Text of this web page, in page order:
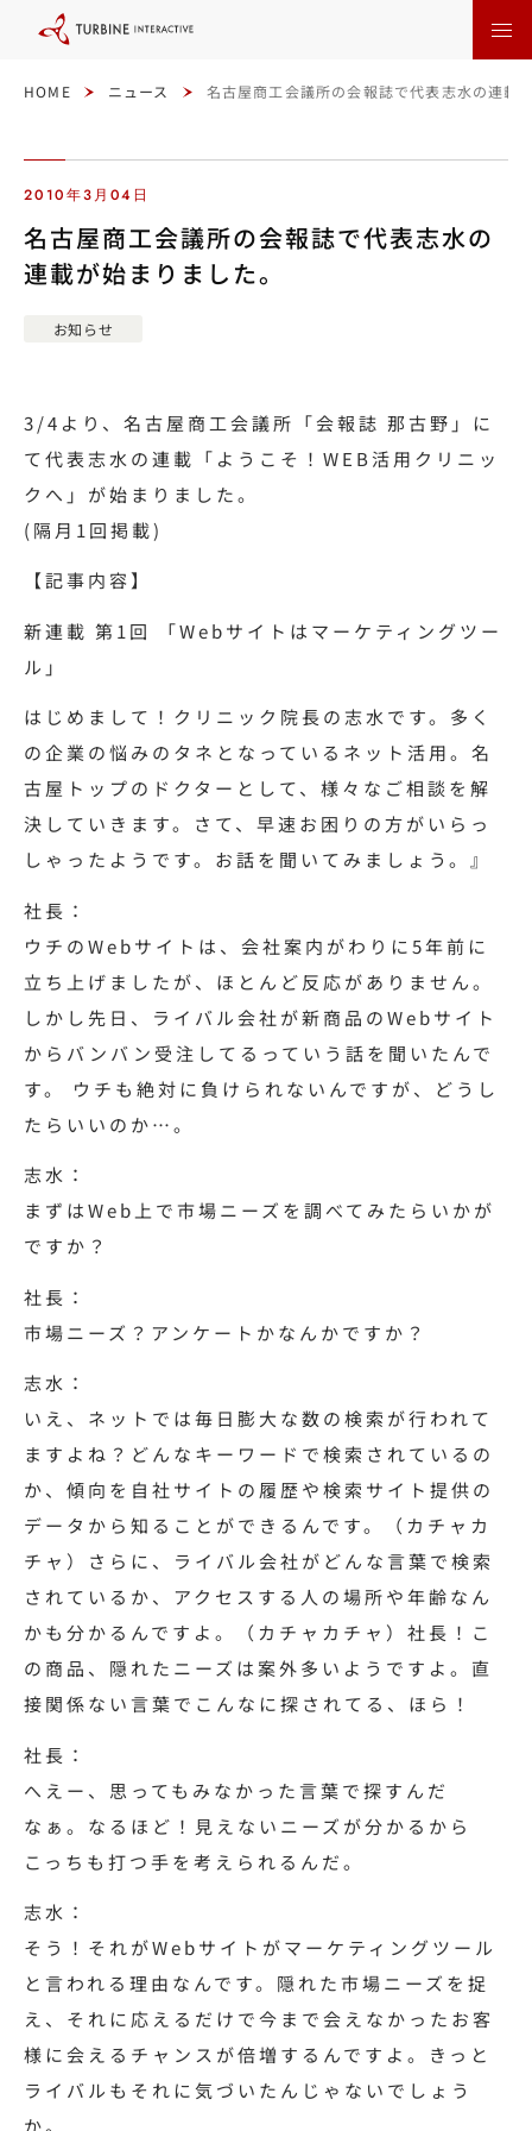
HOME ニュース 名古屋商工会議所の会報誌で代表志水の連載
2010年3月04日
名古屋商工会議所の会報誌で代表志水の
連載が始まりました。
お知らせ
3/4より、名古屋商工会議所「会報誌 那古野」に
て代表志水の連載「ようこそ！WEB活用クリニッ
クへ」が始まりました。
(隔月1回掲載)
【記事内容】
新連載 第1回 「Webサイトはマーケティングツー
ル」
はじめまして！クリニック院長の志水です。多く
の企業の悩みのタネとなっているネット活用。名
古屋トップのドクターとして、様々なご相談を解
決していきます。さて、早速お困りの方がいらっ
しゃったようです。お話を聞いてみましょう。』
社長：
ウチのWebサイトは、会社案内がわりに5年前に
立ち上げましたが、ほとんど反応がありません。
しかし先日、ライバル会社が新商品のWebサイト
からバンバン受注してるっていう話を聞いたんで
す。 ウチも絶対に負けられないんですが、どうし
たらいいのか…。
志水：
まずはWeb上で市場ニーズを調べてみたらいかが
ですか？
社長：
市場ニーズ？アンケートかなんかですか？
志水：
いえ、ネットでは毎日膨大な数の検索が行われて
ますよね？どんなキーワードで検索されているの
か、傾向を自社サイトの履歴や検索サイト提供の
データから知ることができるんです。（カチャカ
チャ）さらに、ライバル会社がどんな言葉で検索
されているか、アクセスする人の場所や年齢なん
かも分かるんですよ。（カチャカチャ）社長！こ
の商品、隠れたニーズは案外多いようですよ。直
接関係ない言葉でこんなに探されてる、ほら！
社長：
へえー、思ってもみなかった言葉で探すんだ
なぁ。なるほど！見えないニーズが分かるから
こっちも打つ手を考えられるんだ。
志水：
そう！それがWebサイトがマーケティングツール
と言われる理由なんです。隠れた市場ニーズを捉
え、それに応えるだけで今まで会えなかったお客
様に会えるチャンスが倍増するんですよ。きっと
ライバルもそれに気づいたんじゃないでしょう
か。